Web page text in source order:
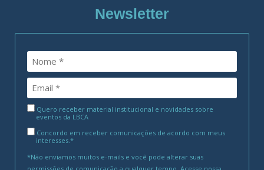
Newsletter
Quero receber material institucional e novidades sobre
eventos da LBCA
Concordo em receber comunicações de acordo com meus
interesses.*
*Não enviamos muitos e-mails e você pode alterar suas